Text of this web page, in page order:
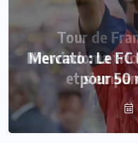
Mercato : Le
pour 50